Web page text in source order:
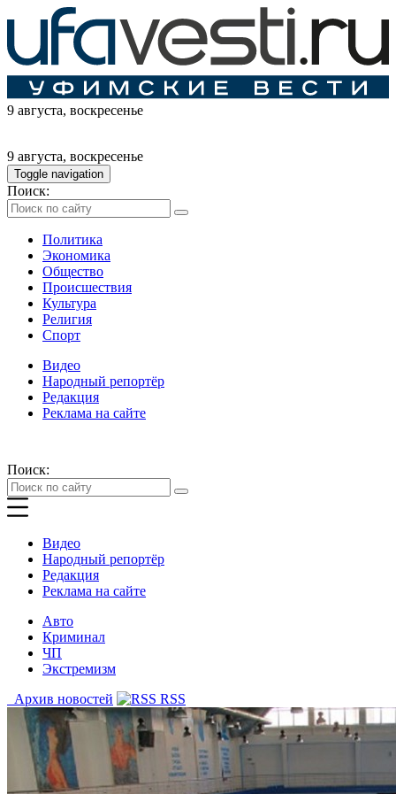
9 августа, воскресенье
9 августа, воскресенье
Toggle navigation
Поиск:
Политика
Экономика
Общество
Происшествия
Культура
Религия
Спорт
Видео
Народный репортёр
Редакция
Реклама на сайте
Поиск:
Видео
Народный репортёр
Редакция
Реклама на сайте
Авто
Криминал
ЧП
Экстремизм
Архив новостей
RSS